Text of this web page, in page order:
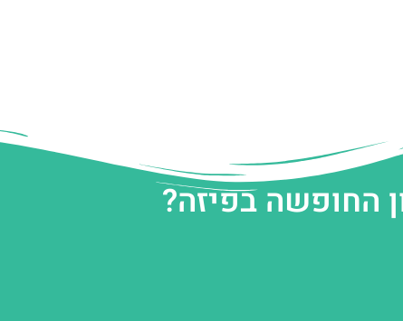
החופשה בפיזה?